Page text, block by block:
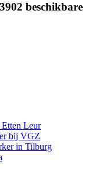
beschikbare
Leur
bij VGZ
in Tilburg